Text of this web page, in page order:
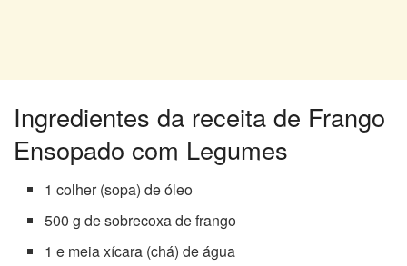
Ingredientes da receita de Frango
Ensopado com Legumes
1 colher (sopa) de óleo
500 g de sobrecoxa de frango
1 e meia xícara (chá) de água